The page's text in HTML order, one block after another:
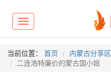
Toggle
navigation
当前位置： 首页 内蒙古分享区
二连浩特廉价的蒙古国小姐